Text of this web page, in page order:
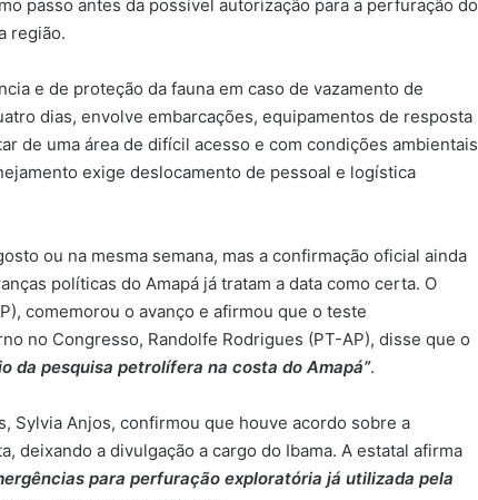
passo antes da possível autorização para a perfuração do
região.
e de proteção da fauna em caso de vazamento de
dias, envolve embarcações, equipamentos de resposta
de uma área de difícil acesso e com condições ambientais
exige deslocamento de pessoal e logística
ou na mesma semana, mas a confirmação oficial ainda
políticas do Amapá já tratam a data como certa. O
comemorou o avanço e afirmou que o teste
no Congresso, Randolfe Rodrigues (PT-AP), disse que o
da pesquisa petrolífera na costa do Amapá”.
Sylvia Anjos, confirmou que houve acordo sobre a
deixando a divulgação a cargo do Ibama. A estatal afirma
para perfuração exploratória já utilizada pela